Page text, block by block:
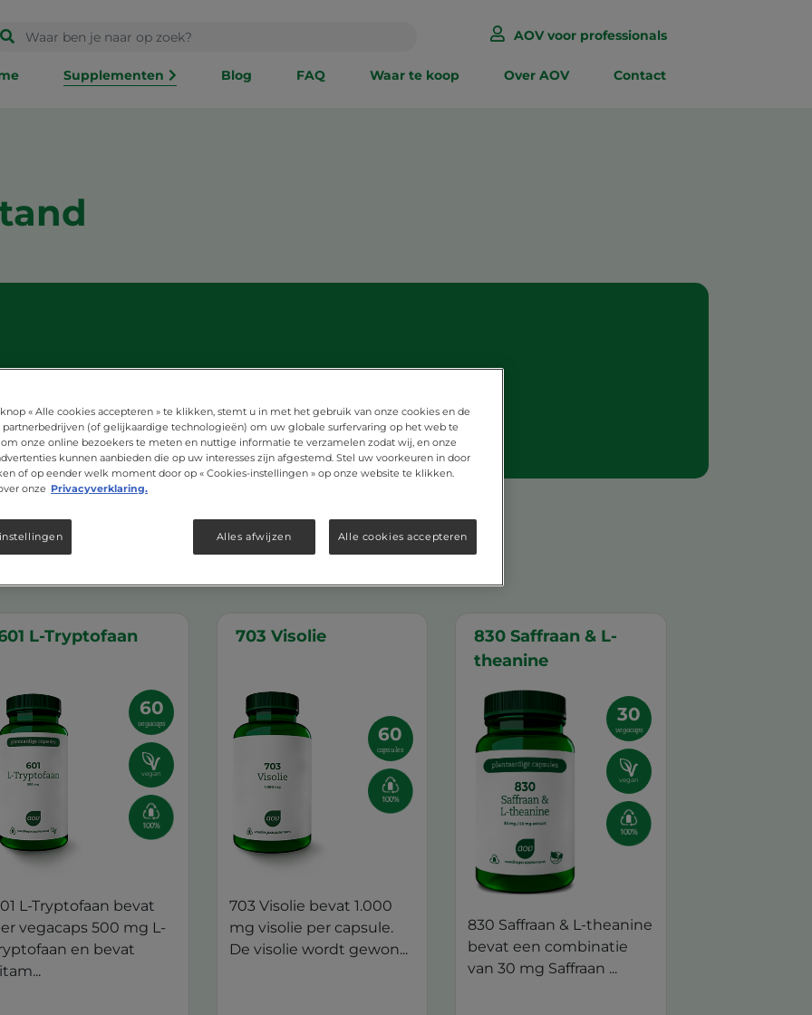
AOV voor professionals
Supplementen Blog FAQ Waar te koop Over AOV Contact
L-Tryptofaan
60
vegacaps
vegan
L-Tryptofaan bevat
vegacaps 500 mg L-
en bevat
703 Visolie
60
capsules
703 Visolie bevat 1.000
mg visolie per capsule.
De visolie wordt gewon...
830 Saffraan & L-
theanine
30
vegacaps
vegan
830 Saffraan & L-theanine
bevat een combinatie
van 30 mg Saffraan ...
« Alle cookies accepteren » te klikken, stemt u in met het gebruik van onze cookies en de
partnerbedrijven (of gelijkaardige technologieën) om uw globale surfervaring op het web te
onze online bezoekers te meten en nuttige informatie te verzamelen zodat wij, en onze
kunnen aanbieden die op uw interesses zijn afgestemd. Stel uw voorkeuren in door
of op eender welk moment door op « Cookies-instellingen » op onze website te klikken.
onze Privacyverklaring.
Alles afwijzen Alle cookies accepteren